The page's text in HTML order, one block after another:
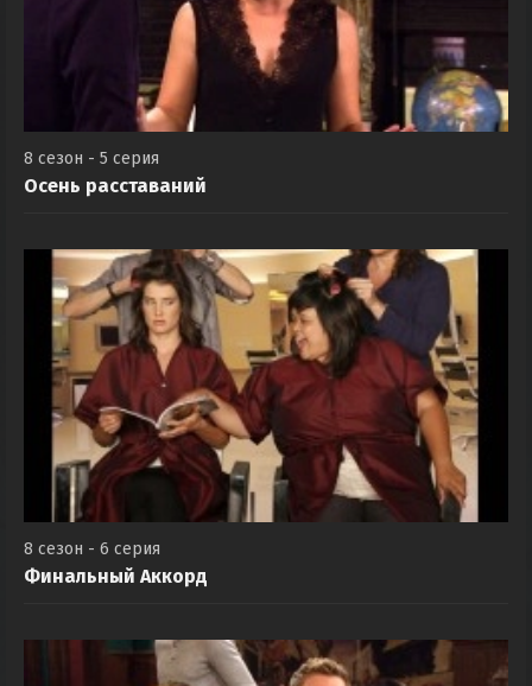
8 сезон - 5 серия
Осень расставаний
8 сезон - 6 серия
Финальный Аккорд